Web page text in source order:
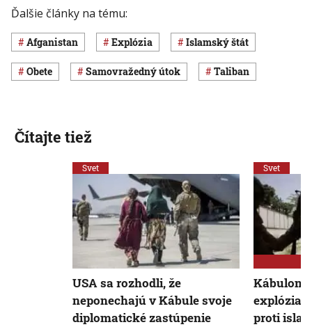
Ďalšie články na tému:
Afganistan explózia Islamský štát
obete samovražedný útok Taliban
Čítajte tiež
Svet
USA sa rozhodli, že
neponechajú v Kábule svoje
diplomatické zastúpenie
Svet
Kábulom
explózia,
proti